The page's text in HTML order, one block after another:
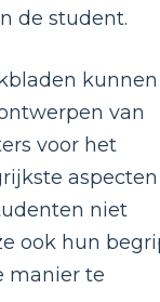
de student.
kunnen
van
voor het
aspecten
niet
ook hun
manier te